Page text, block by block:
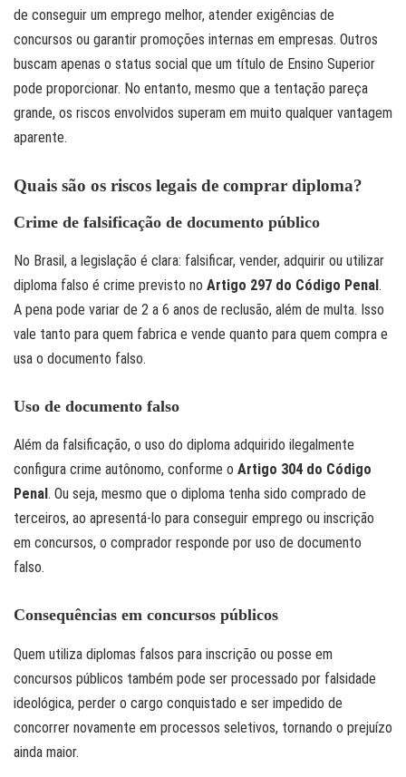
de conseguir um emprego melhor, atender exigências de
concursos ou garantir promoções internas em empresas. Outros
buscam apenas o status social que um título de Ensino Superior
pode proporcionar. No entanto, mesmo que a tentação pareça
grande, os riscos envolvidos superam em muito qualquer vantagem
aparente.
Quais são os riscos legais de comprar diploma?
Crime de falsificação de documento público
No Brasil, a legislação é clara: falsificar, vender, adquirir ou utilizar
diploma falso é crime previsto no Artigo 297 do Código Penal.
A pena pode variar de 2 a 6 anos de reclusão, além de multa. Isso
vale tanto para quem fabrica e vende quanto para quem compra e
usa o documento falso.
Uso de documento falso
Além da falsificação, o uso do diploma adquirido ilegalmente
configura crime autônomo, conforme o Artigo 304 do Código
Penal . Ou seja, mesmo que o diploma tenha sido comprado de
terceiros, ao apresentá-lo para conseguir emprego ou inscrição
em concursos, o comprador responde por uso de documento
falso.
Consequências em concursos públicos
Quem utiliza diplomas falsos para inscrição ou posse em
concursos públicos também pode ser processado por falsidade
ideológica, perder o cargo conquistado e ser impedido de
concorrer novamente em processos seletivos, tornando o prejuízo
ainda maior.